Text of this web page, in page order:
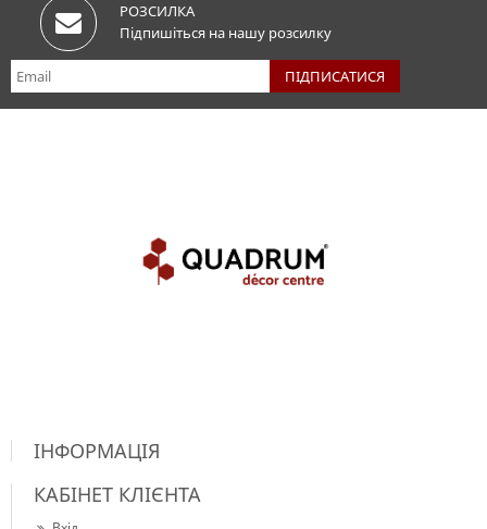
РОЗСИЛКА
Підпишіться на нашу розсилку
ІНФОРМАЦІЯ
КАБІНЕТ КЛІЄНТА